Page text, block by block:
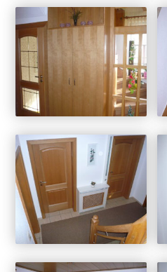
Schnitzereien
Rechen – handwerkliche
– Grasrechen – Gartenrechen –
Aluminium+Kunststoff Türen/
Balkone
Wintergarten + Loggia
Lehrling- Gesellen und